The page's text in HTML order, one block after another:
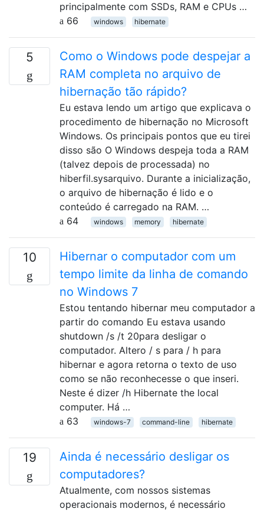
principalmente com SSDs, RAM e CPUs …
66
windows hibernate
5
Como o Windows pode despejar a
RAM completa no arquivo de
hibernação tão rápido?
Eu estava lendo um artigo que explicava o
procedimento de hibernação no Microsoft
Windows. Os principais pontos que eu tirei
disso são O Windows despeja toda a RAM
(talvez depois de processada) no
hiberfil.sysarquivo. Durante a inicialização,
o arquivo de hibernação é lido e o
conteúdo é carregado na RAM. …
64
windows memory hibernate
10
Hibernar o computador com um
tempo limite da linha de comando
no Windows 7
Estou tentando hibernar meu computador a
partir do comando Eu estava usando
shutdown /s /t 20para desligar o
computador. Altero / s para / h para
hibernar e agora retorna o texto de uso
como se não reconhecesse o que inseri.
Neste é dizer /h Hibernate the local
computer. Há …
63
windows-7 command-line hibernate
19
Ainda é necessário desligar os
computadores?
Atualmente, com nossos sistemas
operacionais modernos, é necessário